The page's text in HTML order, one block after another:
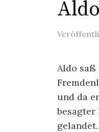
Aldo
und da
besagter